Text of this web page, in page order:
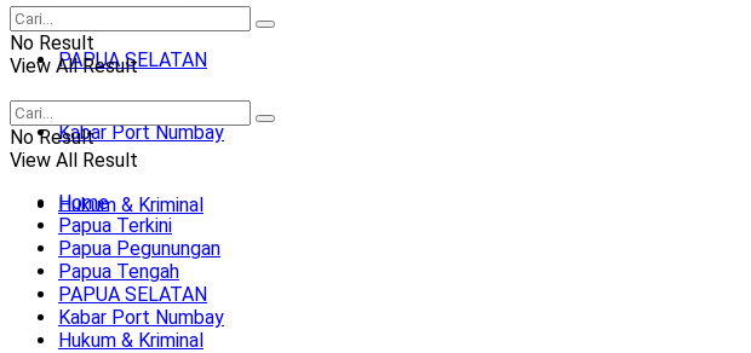
PAPUA SELATAN
Kabar Port Numbay
Hukum & Kriminal
No Result
View All Result
No Result
View All Result
Home
Papua Terkini
Papua Pegunungan
Papua Tengah
PAPUA SELATAN
Kabar Port Numbay
Hukum & Kriminal